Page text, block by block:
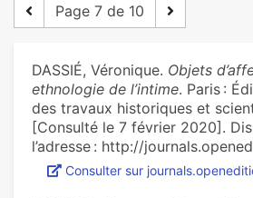
Page 7 de 10
DASSIÉ, Véronique. Objets
ethnologie de l’intime. Paris :
des travaux historiques et
[Consulté le 7 février 2020].
l’adresse : http://
Consulter sur